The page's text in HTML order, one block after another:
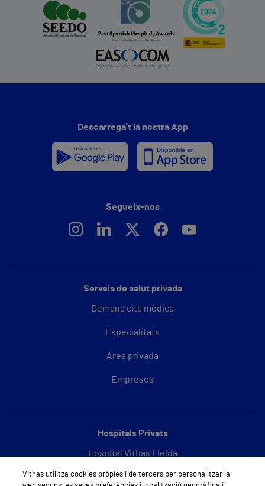
Serveis de salut privada
Demana cita mèdica
Especialitats
Àrea privada
Empreses
Hospitals Privats
Hospital Vithas Lleida
Hospital Vithas Barcelona
Descarrega't la nostra App
Segueix-nos
Vithas utilitza cookies pròpies i de tercers per personalitzar la